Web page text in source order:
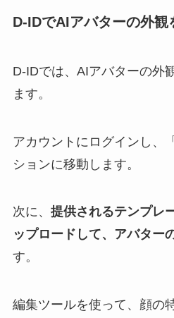
D-IDでAIアバターの外観
D-IDでは、AIアバターの外
ます。
アカウントにログインし、
ションに移動します。
次に、 提供されるテンプレ
ップロードして、アバター
す。
編集ツールを使って、顔の